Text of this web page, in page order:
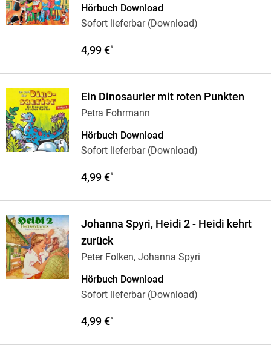
Hörbuch Download
Sofort lieferbar (Download)
4,99 €*
Ein Dinosaurier mit roten Punkten
Petra Fohrmann
Hörbuch Download
Sofort lieferbar (Download)
4,99 €*
Johanna Spyri, Heidi 2 - Heidi kehrt
zurück
Peter Folken, Johanna Spyri
Hörbuch Download
Sofort lieferbar (Download)
4,99 €*